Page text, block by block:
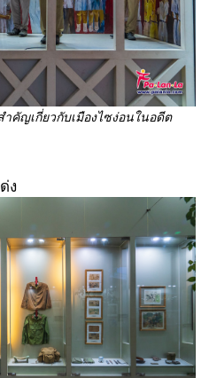
คัญเกี่ยวกับเมืองไซง่อนในอดีต
ง